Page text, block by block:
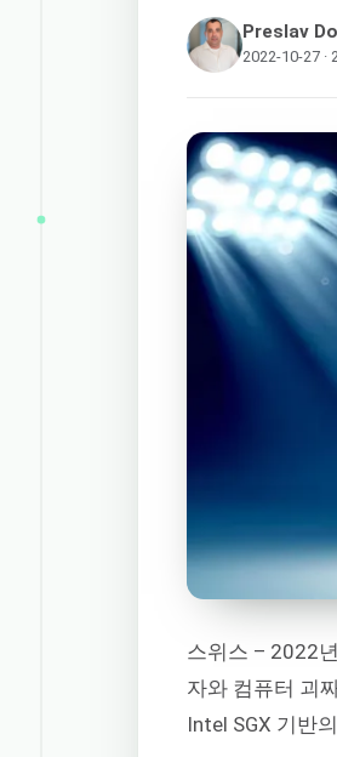
Preslav
2022-10-27 ·
스위스 – 2022
자와 컴퓨터 괴
Intel SGX 기반